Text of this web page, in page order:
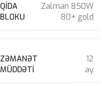
QIDA
BLOKU
Zalman 850W
80+ gold
ZƏMANƏT
MÜDDƏTI
12
ay